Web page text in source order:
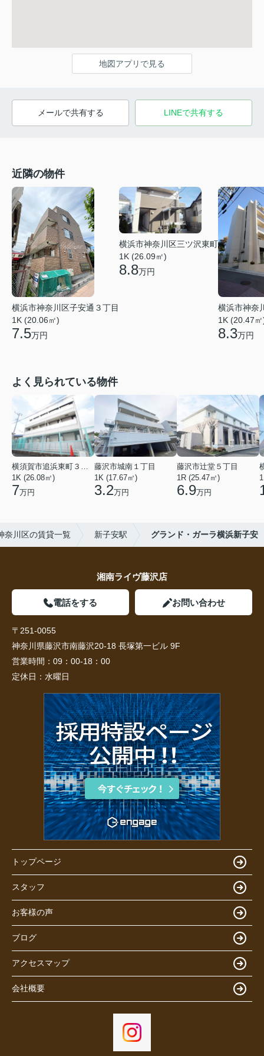
地図アプリで見る
メールで共有する LINEで共有する
近隣の物件
横浜市神奈川区子安通３丁目
1K (20.06㎡)
7.5万円
横浜市神奈川区三ツ沢東町
1K (26.09㎡)
8.8万円
横浜市神奈
1K (20.47
8.3万円
よく見られている物件
1K (26.08㎡)
7万円
藤沢市城南１丁目
1K (17.67㎡)
3.2万円
藤沢市辻堂５丁目
1R (25.47㎡)
6.9万円
奈川区の賃貸一覧 新子安駅 グランド・ガーラ横浜新子安
湘南ライヴ藤沢店
電話をする お問い合わせ
〒251-0055
神奈川県藤沢市南藤沢20-18 長塚第一ビル 9F
営業時間： 09：00-18：00
定休日： 水曜日
トップページ
スタッフ
お客様の声
ブログ
アクセスマップ
会社概要